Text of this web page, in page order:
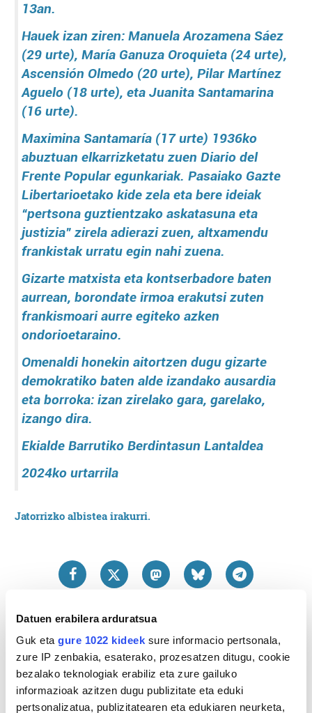
Datuen erabilera arduratsua
Guk eta gure 1022 kideek sure informacio pertsonala,
zure IP zenbakia, esaterako, prozesatzen ditugu, cookie
bezalako teknologiak erabiliz eta zure gailuko
informazioak azitzen dugu publizitate eta eduki
pertsonalizatua, publizitatearen eta edukiaren neurketa,
13an.
Hauek izan ziren: Manuela Arozamena Sáez
(29 urte), María Ganuza Oroquieta (24 urte),
Ascensión Olmedo (20 urte), Pilar Martínez
Aguelo (18 urte), eta Juanita Santamarina
(16 urte).
Maximina Santamaría (17 urte) 1936ko
abuztuan elkarrizketatu zuen Diario del
Frente Popular egunkariak. Pasaiako Gazte
Libertarioetako kide zela eta bere ideiak
“pertsona guztientzako askatasuna eta
justizia” zirela adierazi zuen, altxamendu
frankistak urratu egin nahi zuena.
Gizarte matxista eta kontserbadore baten
aurrean, borondate irmoa erakutsi zuten
frankismoari aurre egiteko azken
ondorioetaraino.
Omenaldi honekin aitortzen dugu gizarte
demokratiko baten alde izandako ausardia
eta borroka: izan zirelako gara, garelako,
izango dira.
Ekialde Barrutiko Berdintasun Lantaldea
2024ko urtarrila
Jatorrizko albistea irakurri.